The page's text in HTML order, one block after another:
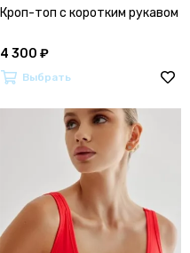
Кроп-топ с коротким рукавом
4 300 ₽
Выбрать